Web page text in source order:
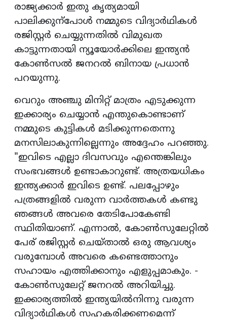
രാജ്യക്കാർ ഇതു കൃത്യമായി
പാലിക്കുന്പോൾ നമ്മുടെ വിദ്യാർഥികൾ
രജിസ്റ്റർ ചെയ്യുന്നതിൽ വിമുഖത
കാട്ടുന്നതായി ന്യൂയോർക്കിലെ ഇന്ത്യൻ
കോൺസൽ ജനറൽ ബിനായ പ്രധാൻ
പറയുന്നു.
വെറും അഞ്ചു മിനിറ്റ് മാത്രം എടുക്കുന്ന
ഇക്കാര്യം ചെയ്യാൻ എന്തുകൊണ്ടാണ്
നമ്മുടെ കുട്ടികൾ മടിക്കുന്നതെന്നു
മനസിലാകുന്നില്ലെന്നും അദ്ദേഹം പറഞ്ഞു.
"ഇവിടെ എല്ലാ ദിവസവും എന്തെങ്കിലും
സംഭവങ്ങൾ ഉണ്ടാകാറുണ്ട്. അത്രയധികം
ഇന്ത്യക്കാർ ഇവിടെ ഉണ്ട്. പലപ്പോഴും
പത്രങ്ങളിൽ വരുന്ന വാർത്തകൾ കണ്ടു
ഞങ്ങൾ അവരെ തേടിപോകേണ്ടി
സ്ഥിതിയാണ്. എന്നാൽ, കോൺസുലേറ്റിൽ
പേര് രജിസ്റ്റർ ചെയ്താൽ ഒരു ആവശ്യം
വരുമ്പോൾ അവരെ കണ്ടെത്താനും
സഹായം എത്തിക്കാനും എളുപ്പമാകും. -
കോൺസുലേറ്റ് ജനറൽ അറിയിച്ചു.
ഇക്കാര്യത്തിൽ ഇന്ത്യയിൽനിന്നു വരുന്ന
വിദ്യാർഥികൾ സഹകരിക്കണമെന്ന്